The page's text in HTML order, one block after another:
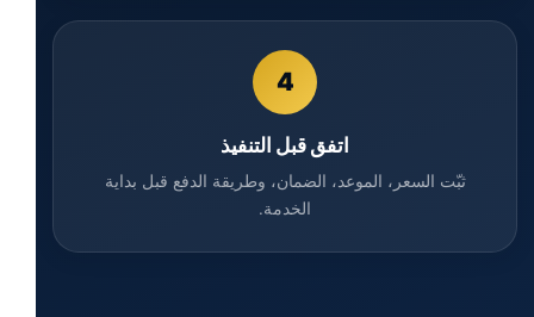
4
اتفق قبل التنفيذ
ثبّت السعر، الموعد، الضمان، وطريقة الدفع قبل بداية
الخدمة.